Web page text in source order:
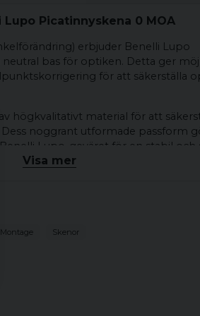
Picatinnyskena 0 MOA
erbjuder Benelli Lupo
neutral bas för optiken. Detta ger
för att säkerställa
högkvalitativt material för att
noggrant utformade passform
Lupo-geväret för en stabil och
0 MOA är en pålitlig och funktionell
och annan optik på Benelli
träffsäkerheten och prestandan hos
Visa mer
Montage Skenor